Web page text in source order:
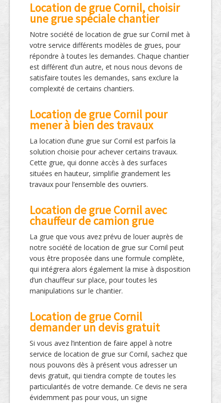
Location de grue Cornil, choisir
une grue spéciale chantier
Notre société de location de grue sur Cornil met à
votre service différents modèles de grues, pour
répondre à toutes les demandes. Chaque chantier
est différent d’un autre, et nous nous devons de
satisfaire toutes les demandes, sans exclure la
complexité de certains chantiers.
Location de grue Cornil pour
mener à bien des travaux
La location d’une grue sur Cornil est parfois la
solution choisie pour achever certains travaux.
Cette grue, qui donne accès à des surfaces
situées en hauteur, simplifie grandement les
travaux pour l’ensemble des ouvriers.
Location de grue Cornil avec
chauffeur de camion grue
La grue que vous avez prévu de louer auprès de
notre société de location de grue sur Cornil peut
vous être proposée dans une formule complète,
qui intégrera alors également la mise à disposition
d’un chauffeur sur place, pour toutes les
manipulations sur le chantier.
Location de grue Cornil
demander un devis gratuit
Si vous avez l’intention de faire appel à notre
service de location de grue sur Cornil, sachez que
nous pouvons dès à présent vous adresser un
devis gratuit, qui tiendra compte de toutes les
particularités de votre demande. Ce devis ne sera
évidemment pas pour vous, un signe